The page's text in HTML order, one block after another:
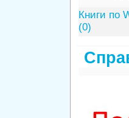
Книги по
(0)